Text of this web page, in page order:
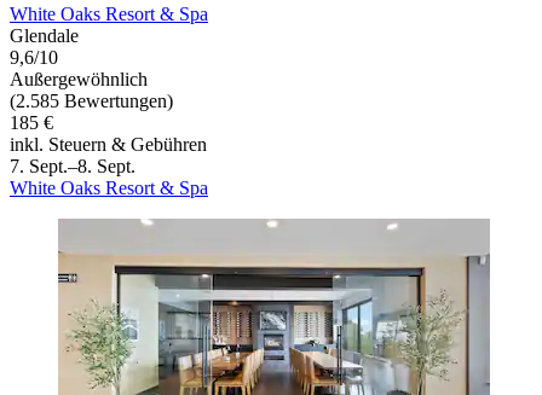
White Oaks Resort & Spa
Glendale
9,6/10
Außergewöhnlich
(2.585 Bewertungen)
185 €
inkl. Steuern & Gebühren
7. Sept.–8. Sept.
White Oaks Resort & Spa